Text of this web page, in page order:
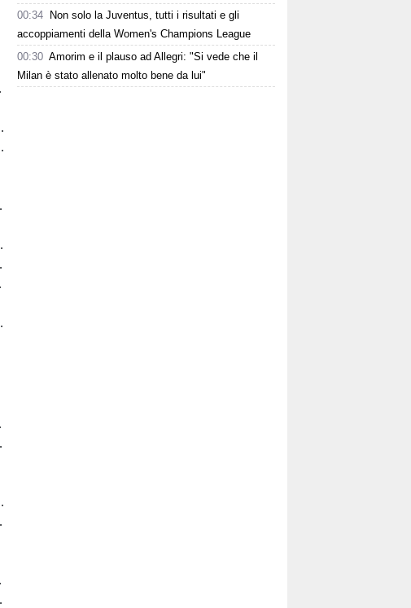
00:34
Non solo la Juventus, tutti i risultati e gli
accoppiamenti della Women's Champions League
00:30 Amorim e il plauso ad Allegri: "Si vede che il
Milan è stato allenato molto bene da lui"